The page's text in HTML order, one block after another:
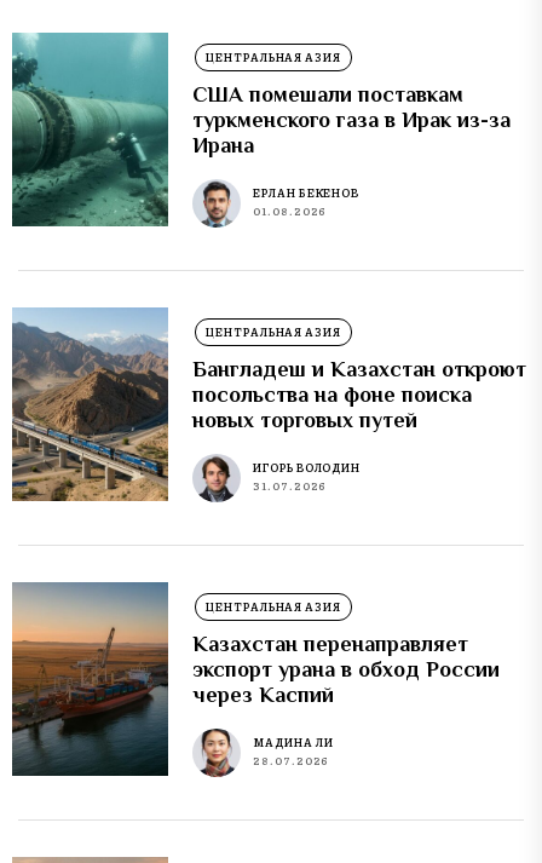
ЦЕНТРАЛЬНАЯ АЗИЯ
США помешали поставкам
туркменского газа в Ирак из-за
Ирана
ЕРЛАН БЕКЕНОВ
01.08.2026
ЦЕНТРАЛЬНАЯ АЗИЯ
Бангладеш и Казахстан откроют
посольства на фоне поиска
новых торговых путей
ИГОРЬ ВОЛОДИН
31.07.2026
ЦЕНТРАЛЬНАЯ АЗИЯ
Казахстан перенаправляет
экспорт урана в обход России
через Каспий
МАДИНА ЛИ
28.07.2026